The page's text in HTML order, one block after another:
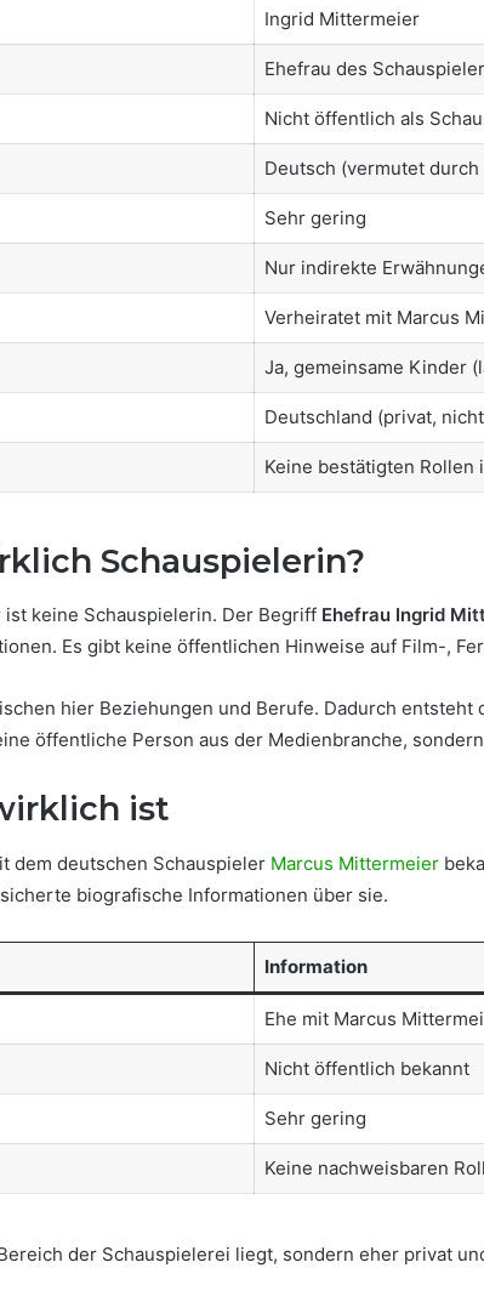
Ingrid Mittermeier
Ehefrau des
Nicht öffentlich als
Deutsch (vermutet
Sehr gering
Nur indirekte
Verheiratet mit Marcus
Ja, gemeinsame Kinder
Deutschland (privat,
Keine bestätigten Rollen
Schauspielerin?
keine Schauspielerin. Der Begriff Ehefrau Ingrid
Es gibt keine öffentlichen Hinweise auf Film-,
hier Beziehungen und Berufe. Dadurch
öffentliche Person aus der Medienbranche,
ist
dem deutschen Schauspieler Marcus Mittermeier
biografische Informationen über sie.
Information
Ehe mit Marcus
Nicht öffentlich bekannt
Sehr gering
Keine nachweisbaren
der Schauspielerei liegt, sondern eher privat